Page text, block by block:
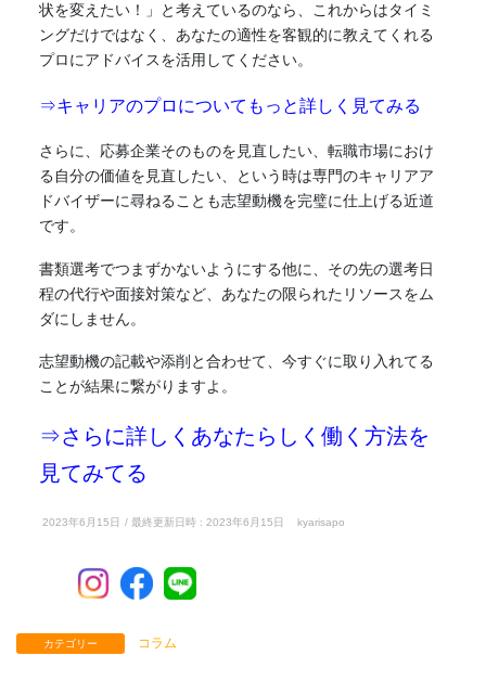
状を変えたい！」と考えているのなら、これからはタイミ
ングだけではなく、あなたの適性を客観的に教えてくれる
プロにアドバイスを活用してください。
⇒キャリアのプロについてもっと詳しく見てみる
さらに、応募企業そのものを見直したい、転職市場におけ
る自分の価値を見直したい、という時は専門のキャリアア
ドバイザーに尋ねることも志望動機を完璧に仕上げる近道
です。
書類選考でつまずかないようにする他に、その先の選考日
程の代行や面接対策など、あなたの限られたリソースをム
ダにしません。
志望動機の記載や添削と合わせて、今すぐに取り入れてる
ことが結果に繋がりますよ。
⇒さらに詳しくあなたらしく働く方法を
見てみてる
2023年6月15日 / 最終更新日時 : 2023年6月15日 kyarisapo
カテゴリー コラム